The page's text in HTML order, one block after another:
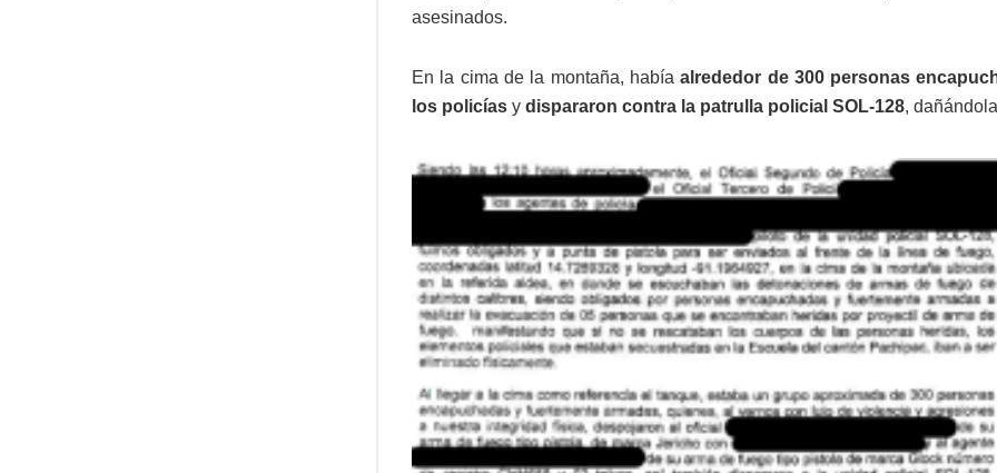
asesinados.
En la cima de la montaña, habíaalrededor de 300 personas
los policías y dispararon contra la patrulla policial SOL-128,